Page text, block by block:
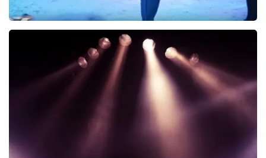
Wereldkerstcircus
339+ reviews
KOOP TICKETS